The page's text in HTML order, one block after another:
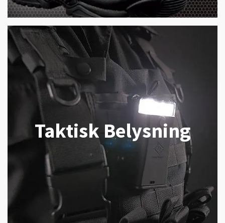
Taktisk Belysning